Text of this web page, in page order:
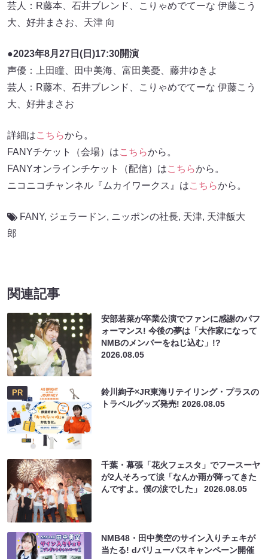
芸人：R藤本、石井ブレンド、こりゃめでてーな 伊藤こう
大、好井まさお、天津 向
●2023年8月27日(日)17:30開演
声優：上田瞳、田中美海、富田美憂、藤井ゆきよ
芸人：R藤本、石井ブレンド、こりゃめでてーな 伊藤こう
大、好井まさお
詳細はこちらから。
FANYチケット（会場）はこちらから。
FANYオンラインチケット（配信）はこちらから。
ニコニコチャンネル『ムカイワークス』はこちらから。
FANY, ジェラードン, ニッポンの社長, 天津, 天津飯大
郎
関連記事
安部若菜が卒業公演でファンに感謝のパフ
ォーマンス! 今後の夢は「大作家になって
NMBのメンバーをねじ込む」!?
2026.08.05
PR
鈴川絢子×JR東海リテイリング・プラスの
トラベルグッズ発売!2026.08.05
千葉・幕張「花火フェスタ」でフースーヤ
が2人そろって涙「なんか雨が降ってきた
んですよ。僕の涙でした」2026.08.05
NMB48・田中美空のサイン入りチェキが
当たる! dバリューパスキャンペーン開催